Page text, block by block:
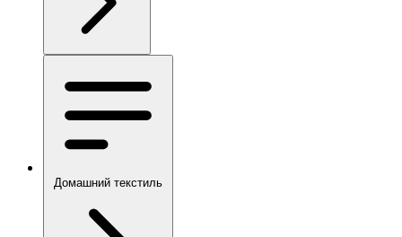
Домашний текстиль